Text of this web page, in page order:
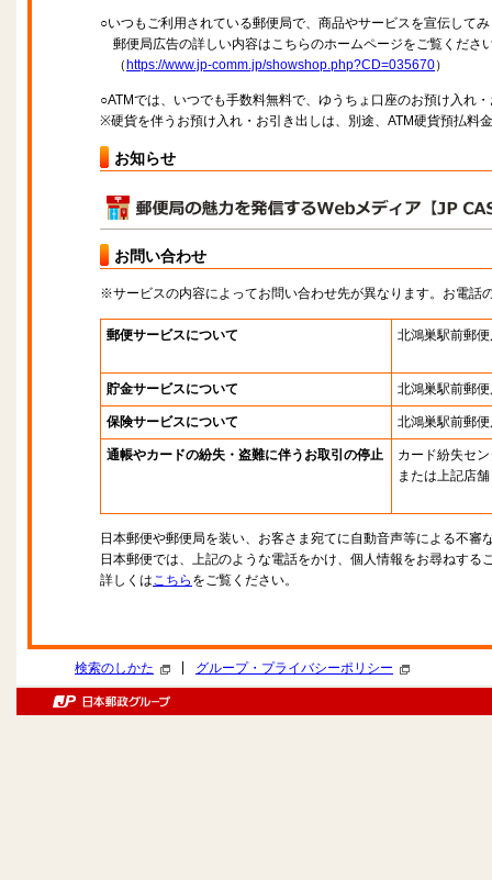
○いつもご利用されている郵便局で、商品やサービスを宣伝して
郵便局広告の詳しい内容はこちらのホームページをご覧くださ
（ https://www.jp-comm.jp/showshop.php?CD=035670）
○ATMでは、いつでも手数料無料で、ゆうちょ口座のお預け入れ
※硬貨を伴うお預け入れ・お引き出しは、別途、ATM硬貨預払料
お知らせ
お問い合わせ
※サービスの内容によってお問い合わせ先が異なります。お電話
郵便サービスについて 北鴻巣駅前郵
貯金サービスについて 北鴻巣駅前郵
保険サービスについて 北鴻巣駅前郵
通帳やカードの紛失・盗難に伴うお取引の停止
カード紛失セ
または上記店舗
日本郵便や郵便局を装い、お客さま宛てに自動音声等による不審
日本郵便では、上記のような電話をかけ、個人情報をお尋ねする
詳しくはこちら をご覧ください。
検索のしかた グループ・プライバシーポリシー